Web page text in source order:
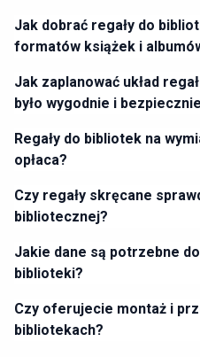
Jak dobrać regały do
formatów książek i
Jak zaplanować układ
było wygodnie i
Regały do bibliotek na
opłaca?
Czy regały skręcane
bibliotecznej?
Jakie dane są potrzebne
biblioteki?
Czy oferujecie montaż i
bibliotekach?